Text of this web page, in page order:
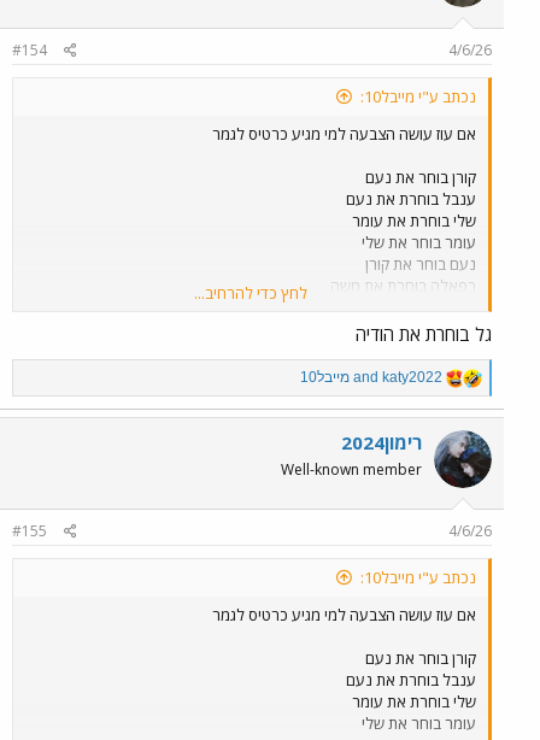
o
n
s
4/6/26
#154
נכתב ע"י מייבל10:
אם עוז עושה הצבעה למי מגיע כרטיס לגמר
קורן בוחר את נעם
ענבל בוחרת את נעם
שלי בוחרת את עומר
עומר בוחר את שלי
נעם בוחר את קורן
רפאלה בוחרת את משה
דני בוחר את אלירן
גל ???? או את נעם או ענבל או קורן
טל את אלירן ( אם עד אז לא ילכו מכות.
יש סיכוי לאלירן לקבל כרטיס לגמר
לחץ כדי להרחיב...
גל בוחרת את הודיה
R
e
a
t
i
n
katy2022 מייבל10
רימון2024
Well-known member
4/6/26
#155
נכתב ע"י מייבל10:
אם עוז עושה הצבעה למי מגיע כרטיס לגמר
קורן בוחר את נעם
ענבל בוחרת את נעם
שלי בוחרת את עומר
עומר בוחר את שלי